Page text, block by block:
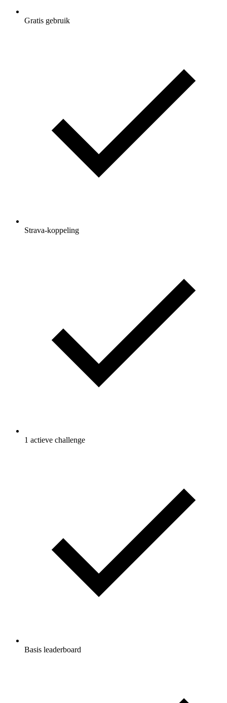
Gratis gebruik
Strava-koppeling
1 actieve challenge
Basis leaderboard